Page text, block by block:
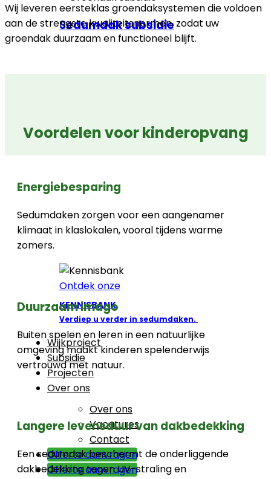
Sedumdak subsidie
Ontdek onze
KENNISBANK
Verdiep u verder in sedumdaken.
Wijkproject
Subsidie
Projecten
Over ons
Over ons
Vacatures
Contact
Offerte aanvragen
Offerte aanvragen
Wij leveren eersteklas groendaksystemen die voldoen
aan de strengste kwaliteitsnormen, zodat uw
groendak duurzaam en functioneel blijft.
Voordelen voor kinderopvang
Energiebesparing
Sedumdaken zorgen voor een aangenamer
klimaat in klaslokalen, vooral tijdens warme
zomers.
Duurzaam imago
Buiten spelen en leren in een natuurlijke
omgeving maakt kinderen spelenderwijs
vertrouwd met natuur.
Langere levensduur van dakbedekking
Een sedumdak beschermt de onderliggende
dakbedekking tegen UV-straling en